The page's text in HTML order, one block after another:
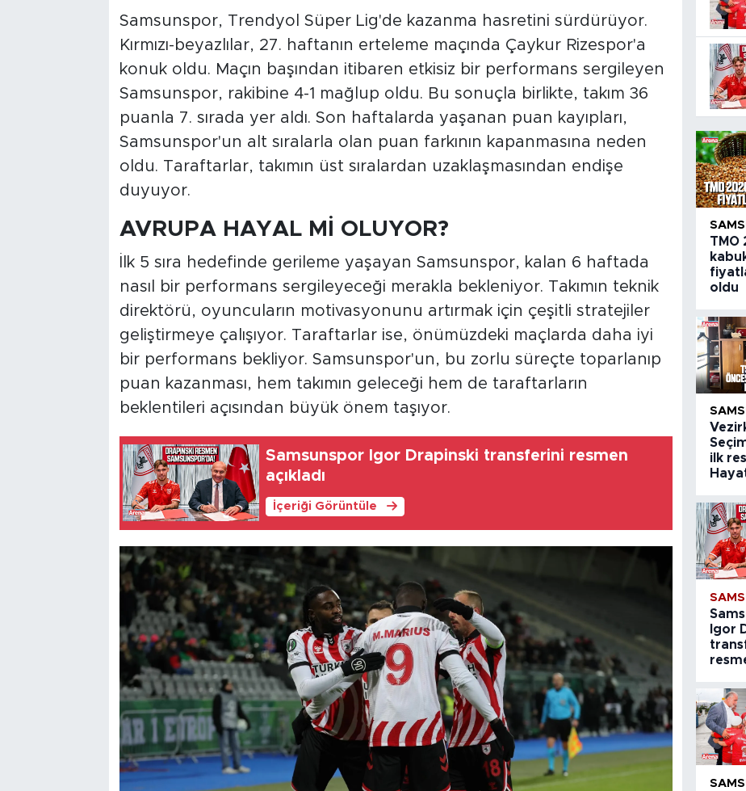
Samsunspor, Trendyol Süper Lig'de kazanma hasretini sürdürüyor.
Kırmızı-beyazlılar, 27. haftanın erteleme maçında Çaykur Rizespor'a
konuk oldu. Maçın başından itibaren etkisiz bir performans sergileyen
Samsunspor, rakibine 4-1 mağlup oldu. Bu sonuçla birlikte, takım 36
puanla 7. sırada yer aldı. Son haftalarda yaşanan puan kayıpları,
Samsunspor'un alt sıralarla olan puan farkının kapanmasına neden
oldu. Taraftarlar, takımın üst sıralardan uzaklaşmasından endişe
duyuyor.
AVRUPA HAYAL Mİ OLUYOR?
İlk 5 sıra hedefinde gerileme yaşayan Samsunspor, kalan 6 haftada
nasıl bir performans sergileyeceği merakla bekleniyor. Takımın teknik
direktörü, oyuncuların motivasyonunu artırmak için çeşitli stratejiler
geliştirmeye çalışıyor. Taraftarlar ise, önümüzdeki maçlarda daha iyi
bir performans bekliyor. Samsunspor'un, bu zorlu süreçte toparlanıp
puan kazanması, hem takımın geleceği hem de taraftarların
beklentileri açısından büyük önem taşıyor.
Samsunspor Igor Drapinski transferini resmen
açıkladı
İçeriği Görüntüle
TMO
oldu
ilk
Igor